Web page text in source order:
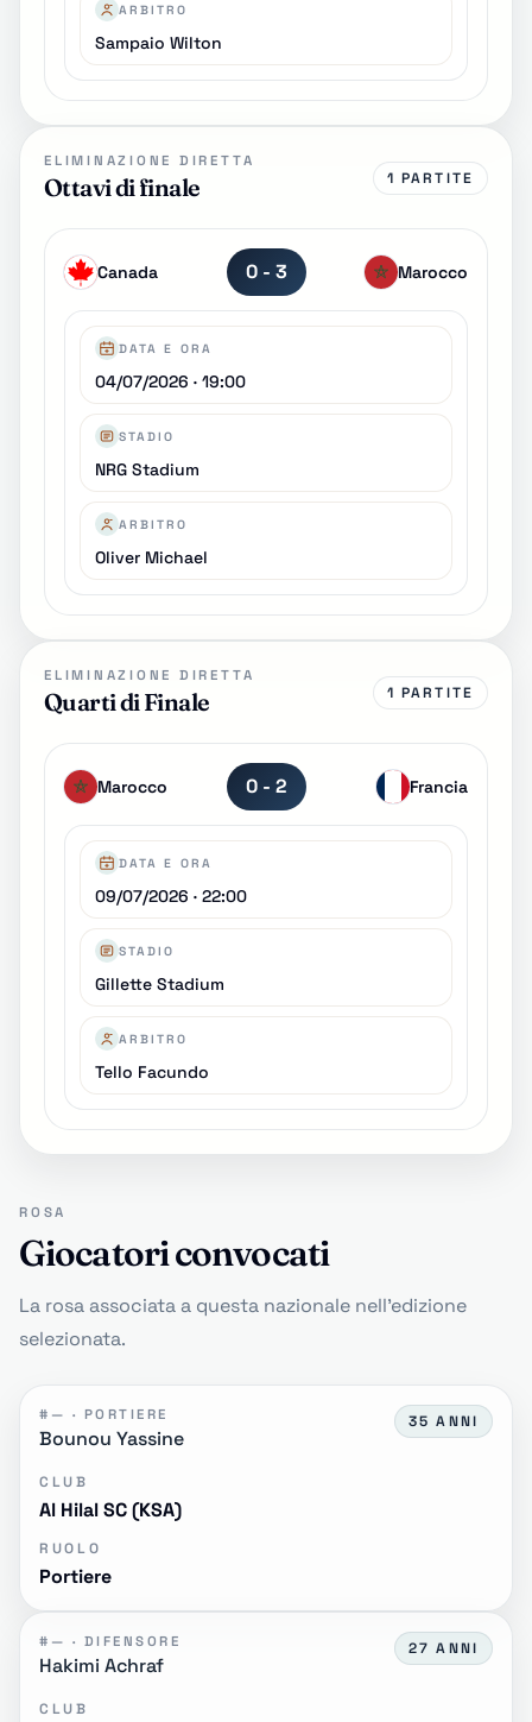
ARBITRO
Sampaio Wilton
ELIMINAZIONE DIRETTA
Ottavi di finale 1 PARTITE
Canada 0 - 3 Marocco
DATA E ORA
04/07/2026 · 19:00
STADIO
NRG Stadium
ARBITRO
Oliver Michael
ELIMINAZIONE DIRETTA
Quarti di Finale 1 PARTITE
Marocco 0 - 2 Francia
DATA E ORA
09/07/2026 · 22:00
STADIO
Gillette Stadium
ARBITRO
Tello Facundo
ROSA
Giocatori convocati
La rosa associata a questa nazionale nell'edizione
selezionata.
#— · PORTIERE
Bounou Yassine
35 ANNI
CLUB
Al Hilal SC (KSA)
RUOLO
Portiere
#— · DIFENSORE
Hakimi Achraf
27 ANNI
CLUB